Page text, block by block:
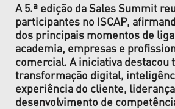
A 5.ª edição da Sales Summit
participantes no ISCAP,
dos principais momentos de
academia, empresas e
comercial. A iniciativa destacou
transformação digital,
experiência do cliente,
desenvolvimento de